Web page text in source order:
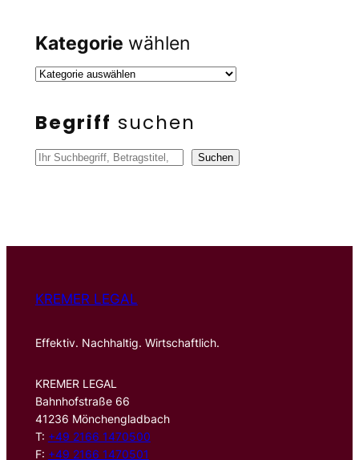
Kategorie wählen
Begriff suchen
S
n
Suchen
KREMER LEGAL
Effektiv. Nachhaltig. Wirtschaftlich.
KREMER LEGAL
Bahnhofstraße 66
41236 Mönchengladbach
T: +49 2166 1470500
F: +49 2166 1470501